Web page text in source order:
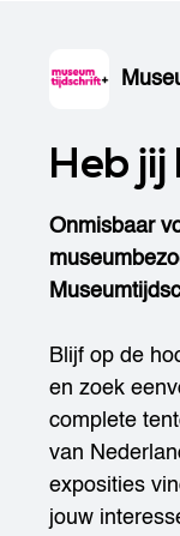
Heb
Onmisbaar
Blijf op de
en zoek
complete
van
exposities
jouw